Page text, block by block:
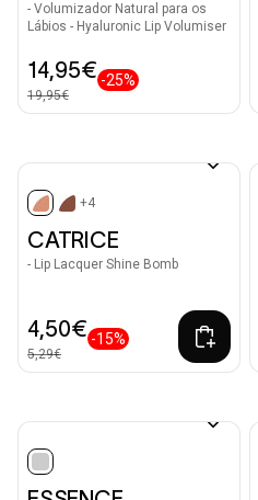
- Volumizador Natural para os
Lábios - Hyaluronic Lip Volumiser
14,95€
19,95€
-25%
selected
+4
CATRICE
- Lip Lacquer Shine Bomb
4,50€
5,29€
-15%
selected